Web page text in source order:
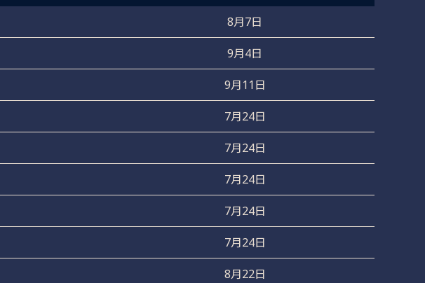
8月7日
9月4日
9月11日
7月24日
7月24日
7月24日
7月24日
7月24日
8月22日